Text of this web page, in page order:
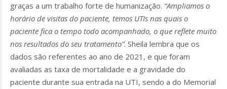
graças a um trabalho forte de humanização. “Ampliamos o
horário de visitas do paciente, temos UTIs nas quais o
paciente fica o tempo todo acompanhado, o que reflete muito
nos resultados do seu tratamento”. Sheila lembra que os
dados são referentes ao ano de 2021, e que foram
avaliadas as taxa de mortalidade e a gravidade do
paciente durante sua entrada na UTI, sendo a do Memorial